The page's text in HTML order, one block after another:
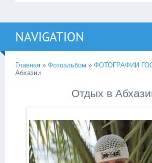
NAVIGATION
Главная » Фотоальбом » ФОТОГРАФИИ
Абхазии
Отдых в